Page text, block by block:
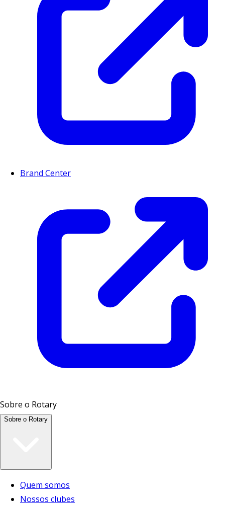
Brand Center
Sobre o Rotary
Sobre o Rotary
Quem somos
Nossos clubes